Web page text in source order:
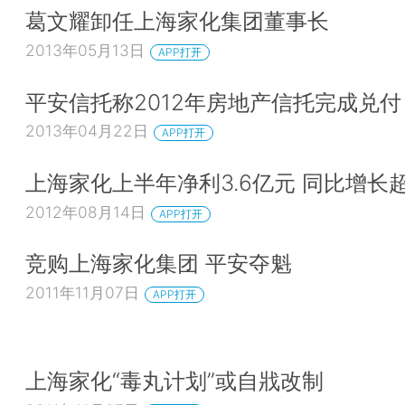
葛文耀卸任上海家化集团董事长
2013年05月13日 APP打开
平安信托称2012年房地产信托完成兑付
2013年04月22日 APP打开
上海家化上半年净利3.6亿元 同比增长
2012年08月14日 APP打开
竞购上海家化集团 平安夺魁
2011年11月07日 APP打开
上海家化“毒丸计划”或自戕改制